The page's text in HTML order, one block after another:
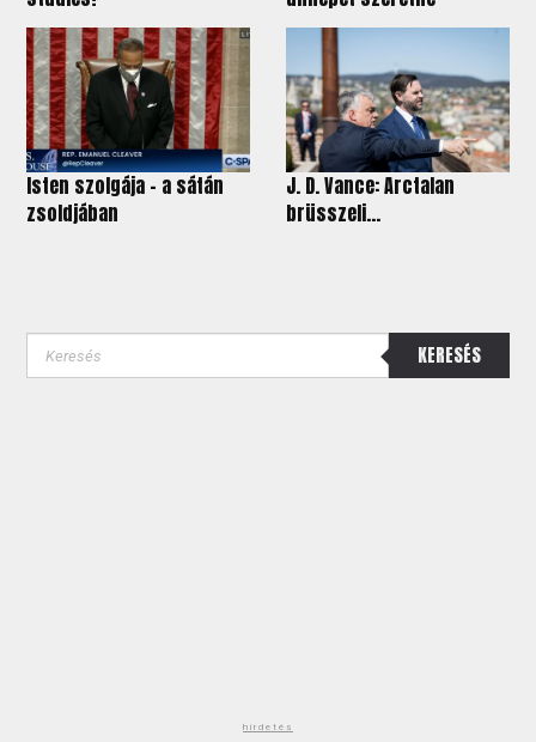
Isten szolgája – a sátán
zsoldjában
J. D. Vance: Arctalan
brüsszeli...
KERESÉS
hirdetés